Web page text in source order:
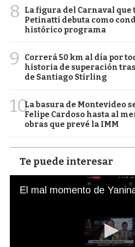
8
La figura del Carnaval que
Petinatti debuta como
histórico programa
9
Correrá 50 km al día por
historia de superación
de Santiago Stirling
10La basura de Montevideo
Felipe Cardoso hasta al
obras que prevé la IMM
Te puede interesar